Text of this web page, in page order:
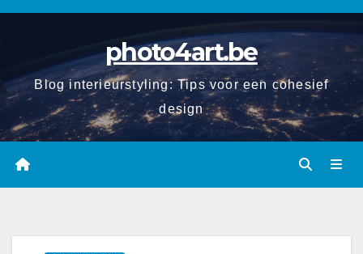
Spring
inhoud
photo4art.be
Blog interieurstyling: Tips voor een cohesief
design